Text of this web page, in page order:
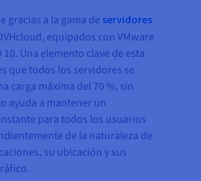
gracias a la gama de servidores
equipados con VMware
10. Una elemento clave de esta
que todos los servidores se
carga máxima del 70 %, sin
ayuda a mantener un
para todos los usuarios
de la naturaleza de
su ubicación y sus